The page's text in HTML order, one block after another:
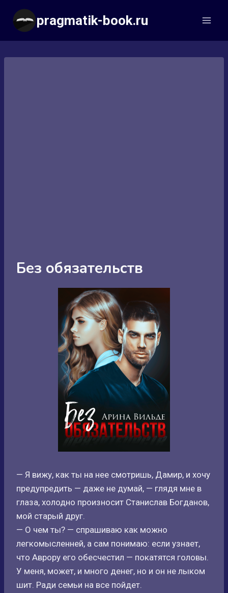
Перейти
содержимому
pragmatik-book.ru
Без обязательств
— Я вижу, как ты на нее смотришь, Дамир, и хочу
предупредить — даже не думай, — глядя мне в
глаза, холодно произносит Станислав Богданов,
мой старый друг.
— О чем ты? — спрашиваю как можно
легкомысленней, а сам понимаю: если узнает,
что Аврору его обесчестил — покатятся головы.
У меня, может, и много денег, но и он не лыком
шит. Ради семьи на все пойдет.